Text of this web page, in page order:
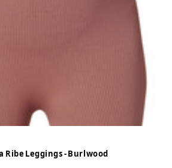
Ribe Leggings - Burlwood